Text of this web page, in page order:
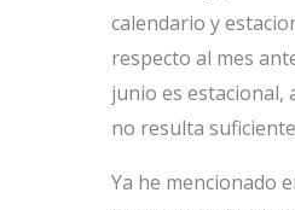
calendario y
respecto al mes
junio es estacional,
no resulta
Ya he mencionado